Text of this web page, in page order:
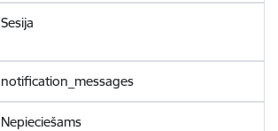
Sesija
notification_messages
Nepieciešams